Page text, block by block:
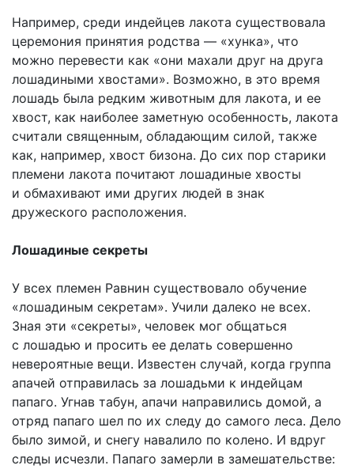
Например, среди индейцев лакота существовала
церемония принятия родства — «хунка», что
можно перевести как «они махали друг на друга
лошадиными хвостами». Возможно, в это время
лошадь была редким животным для лакота, и ее
хвост, как наиболее заметную особенность, лакота
считали священным, обладающим силой, также
как, например, хвост бизона. До сих пор старики
племени лакота почитают лошадиные хвосты
и обмахивают ими других людей в знак
дружеского расположения.
Лошадиные секреты
У всех племен Равнин существовало обучение
«лошадиным секретам». Учили далеко не всех.
Зная эти «секреты», человек мог общаться
с лошадью и просить ее делать совершенно
невероятные вещи. Известен случай, когда группа
апачей отправилась за лошадьми к индейцам
папаго. Угнав табун, апачи направились домой, а
отряд папаго шел по их следу до самого леса. Дело
было зимой, и снегу навалило по колено. И вдруг
следы исчезли. Папаго замерли в замешательстве: